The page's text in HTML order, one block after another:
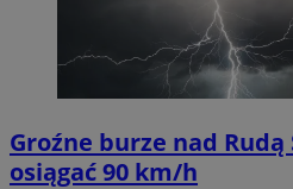
Groźne burze nad
osiągać 90 km/h